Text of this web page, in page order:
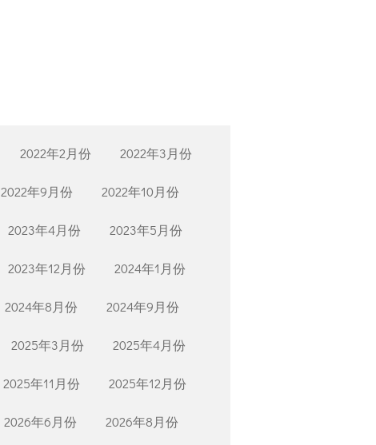
2022年2月份 2022年3月份
2022年9月份 2022年10月份
2023年4月份 2023年5月份
2023年12月份 2024年1月份
2024年8月份 2024年9月份
2025年3月份 2025年4月份
2025年11月份 2025年12月份
2026年6月份 2026年8月份